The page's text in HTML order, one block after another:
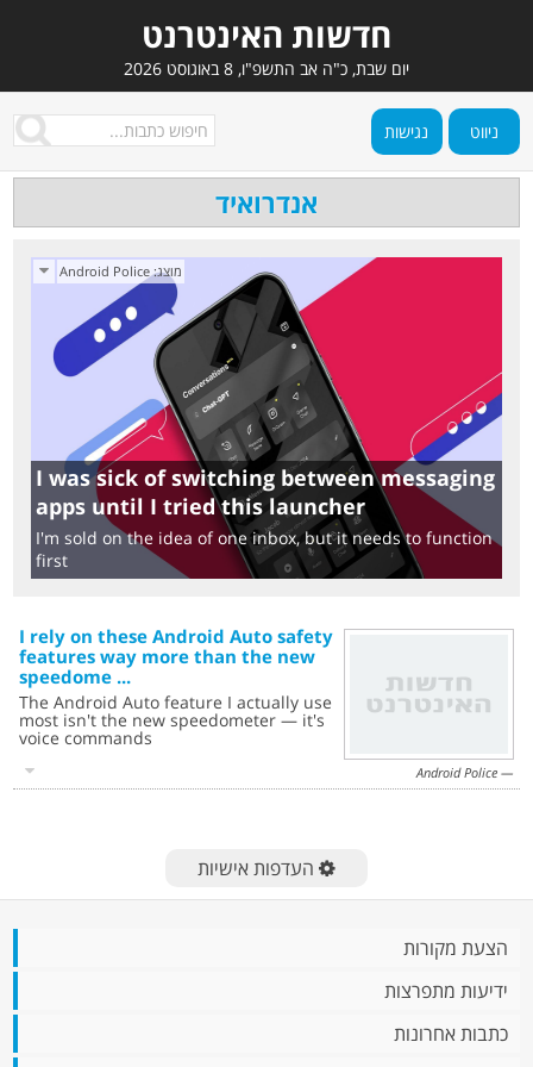
חדשות האינטרנט
יום שבת, כ"ה אב התשפ"ו, 8 באוגוסט 2026
ניווט נגישות
אנדרואיד
I was sick of switching between messaging
apps until I tried this launcher‎
I'm sold on the idea of one inbox, but it needs to function
first
Android Police
I rely on these Android Auto safety
features way more than the new
speedome ...‎
The Android Auto feature I actually use
most isn't the new speedometer — it's
voice commands
Android Police
העדפות אישיות
הצעת מקורות
ידיעות מתפרצות
כתבות אחרונות